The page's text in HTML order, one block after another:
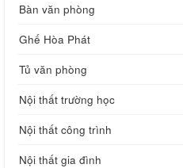
Bàn văn phòng
Ghế Hòa Phát
Tủ văn phòng
Nội thất trường học
Nội thất công trình
Nội thất gia đình